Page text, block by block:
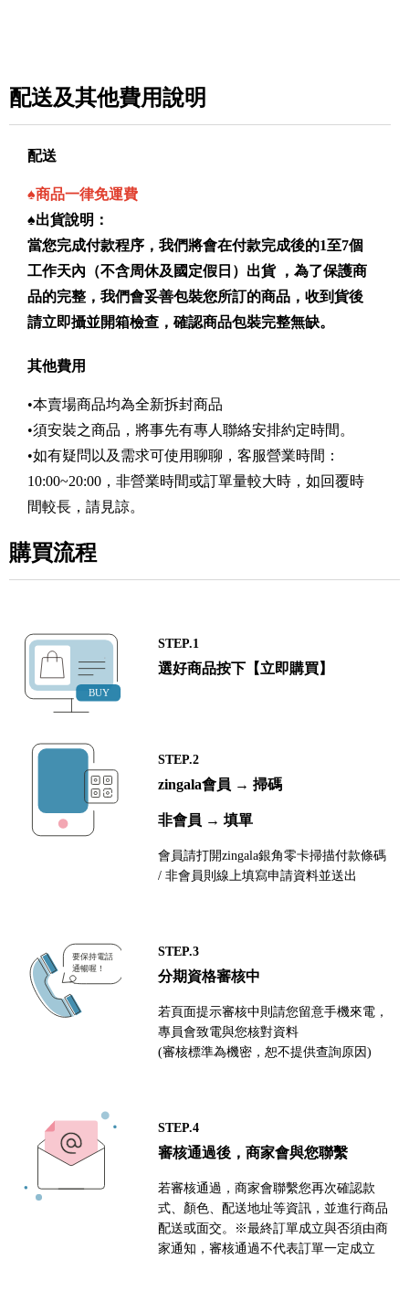
配送及其他費用說明
配送
♠商品一律免運費
♠出貨說明：
當您完成付款程序，我們將會在付款完成後的1至7個
工作天內（不含周休及國定假日）出貨 ，為了保護商
品的完整，我們會妥善包裝您所訂的商品，收到貨後
請立即攝並開箱檢查，確認商品包裝完整無缺。
其他費用
•本賣場商品均為全新拆封商品
•須安裝之商品，將事先有專人聯絡安排約定時間。
•如有疑問以及需求可使用聊聊，客服營業時間：
10:00~20:00，非營業時間或訂單量較大時，如回覆時
間較長，請見諒。
購買流程
STEP.1
選好商品按下【立即購買】
STEP.2
zingala會員 → 掃碼
非會員 → 填單
會員請打開zingala銀角零卡掃描付款條碼
/ 非會員則線上填寫申請資料並送出
STEP.3
分期資格審核中
若頁面提示審核中則請您留意手機來電，
專員會致電與您核對資料
(審核標準為機密，恕不提供查詢原因)
STEP.4
審核通過後，商家會與您聯繫
若審核通過，商家會聯繫您再次確認款
式、顏色、配送地址等資訊，並進行商品
配送或面交。※最終訂單成立與否須由商
家通知，審核通過不代表訂單一定成立